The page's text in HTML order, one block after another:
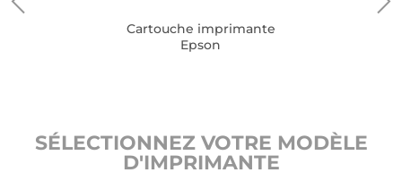
Cartouche imprimante
Epson
SÉLECTIONNEZ VOTRE MODÈLE
D'IMPRIMANTE